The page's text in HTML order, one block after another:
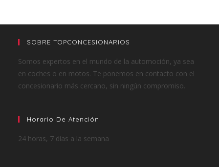
SOBRE TOPCONCESIONARIOS
Somos expertos en el mundo de la automoción, ya sea
en coches o en motos. Te ponemos en contacto con el
concesionario más cercano, sin ningún compromiso.
Horario De Atención
24 horas, 7 días a la semana